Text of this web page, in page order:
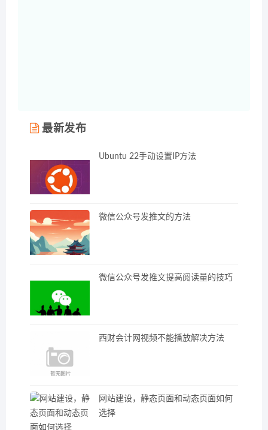
最新发布
Ubuntu 22手动设置IP方法
微信公众号发推文的方法
微信公众号发推文提高阅读量的技巧
西财会计网视频不能播放解决方法
网站建设，静态页面和动态页面如何
选择